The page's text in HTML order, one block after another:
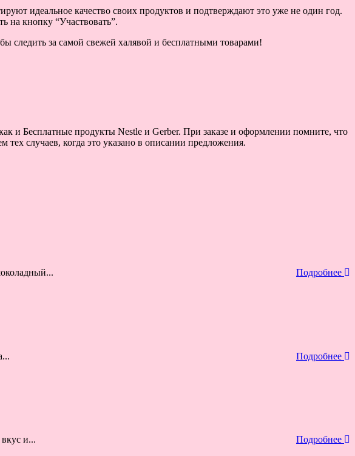
идеальное качество своих продуктов и подтверждают это уже не один год.
на кнопку “Участвовать”.
следить за самой свежей халявой и бесплатными товарами!
и Бесплатные продукты Nestle и Gerber. При заказе и оформлении помните, что
случаев, когда это указано в описании предложения.
Подробнее
Подробнее
и... Подробнее